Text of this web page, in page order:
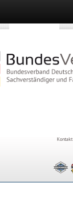
Kontakt